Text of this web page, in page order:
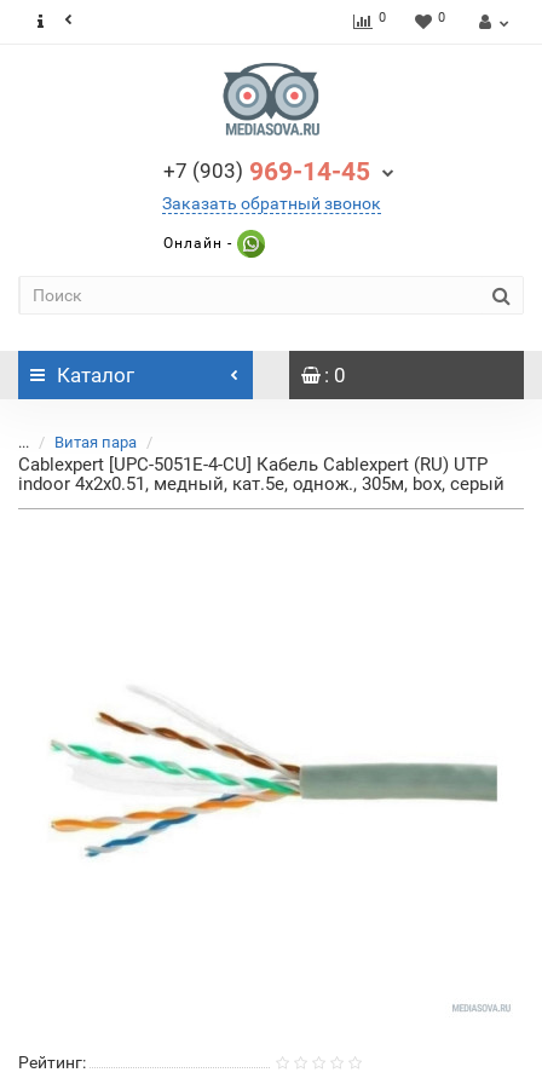
0 0
+7 (903) 969-14-45
Заказать обратный звонок
Онлайн -
Каталог : 0
... Витая пара
Cablexpert [UPC-5051E-4-CU] Кабель Cablexpert (RU) UTP
indoor 4x2x0.51, медный, кат.5e, однож., 305м, box, серый
Рейтинг: